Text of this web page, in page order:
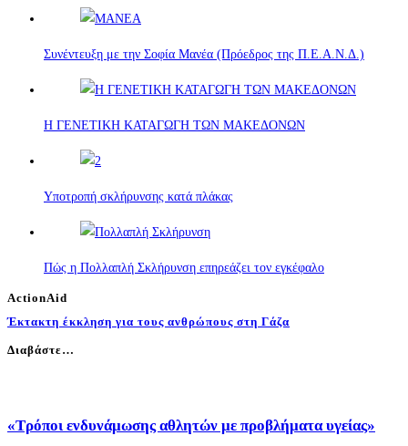
Συνέντευξη με την Σοφία Μανέα (Πρόεδρος της Π.Ε.Α.Ν.Δ.)
Η ΓΕΝΕΤΙΚΗ ΚΑΤΑΓΩΓΗ ΤΩΝ ΜΑΚΕΔΟΝΩΝ
Υποτροπή σκλήρυνσης κατά πλάκας
Πώς η Πολλαπλή Σκλήρυνση επηρεάζει τον εγκέφαλο
ActionAid
Έκτακτη έκκληση για τους ανθρώπους στη Γάζα
Διαβάστε…
«Τρόποι ενδυνάμωσης αθλητών με προβλήματα υγείας»